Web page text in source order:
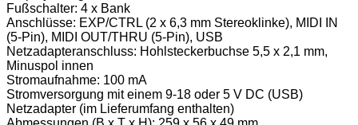
Fußschalter: 4 x Bank
Anschlüsse: EXP/CTRL (2 x 6,3 mm Stereoklinke), MIDI IN
(5-Pin), MIDI OUT/THRU (5-Pin), USB
Netzadapteranschluss: Hohlsteckerbuchse 5,5 x 2,1 mm,
Minuspol innen
Stromaufnahme: 100 mA
Stromversorgung mit einem 9-18 oder 5 V DC (USB)
Netzadapter (im Lieferumfang enthalten)